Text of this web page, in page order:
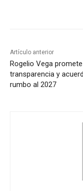
Artículo anterior
Rogelio Vega promete
transparencia y
rumbo al 2027